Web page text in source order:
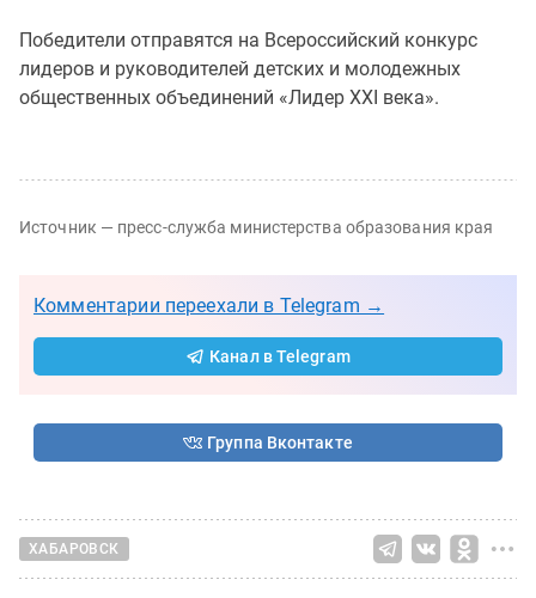
Победители отправятся на Всероссийский конкурс
лидеров и руководителей детских и молодежных
общественных объединений «Лидер ХХI века».
Источник — пресс-служба министерства образования края
Комментарии переехали в Telegram →
Канал в Telegram
Группа Вконтакте
ХАБАРОВСК